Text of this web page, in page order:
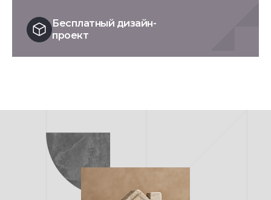
Бесплатный дизайн-
проект